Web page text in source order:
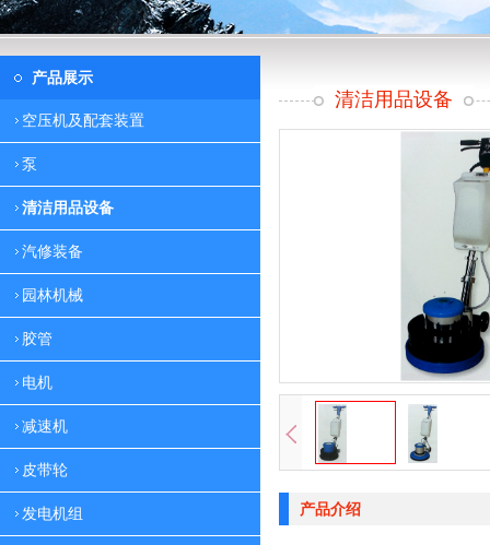
产品展示
空压机及配套装置
泵
清洁用品设备
汽修装备
园林机械
胶管
电机
减速机
皮带轮
发电机组
清洁用品设备
产品介绍